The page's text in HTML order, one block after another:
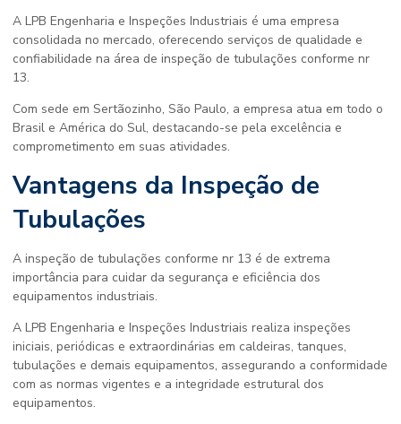
A LPB Engenharia e Inspeções Industriais é uma empresa
consolidada no mercado, oferecendo serviços de qualidade e
confiabilidade na área de inspeção de tubulações conforme nr
13.
Com sede em Sertãozinho, São Paulo, a empresa atua em todo o
Brasil e América do Sul, destacando-se pela excelência e
comprometimento em suas atividades.
Vantagens da Inspeção de
Tubulações
A inspeção de tubulações conforme nr 13 é de extrema
importância para cuidar da segurança e eficiência dos
equipamentos industriais.
A LPB Engenharia e Inspeções Industriais realiza inspeções
iniciais, periódicas e extraordinárias em caldeiras, tanques,
tubulações e demais equipamentos, assegurando a conformidade
com as normas vigentes e a integridade estrutural dos
equipamentos.